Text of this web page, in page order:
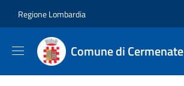
Regione Lombardia
Comune di Cermenate